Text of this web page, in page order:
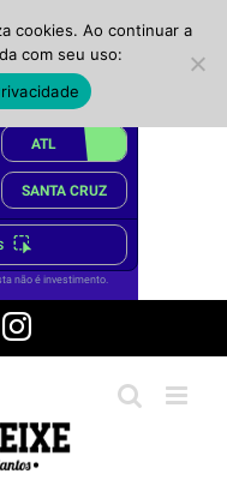
Instagram
cookies. Ao continuar a
com seu uso: